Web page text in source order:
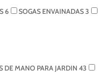
6 SOGAS ENVAINADAS3
DE MANO PARA JARDIN 43